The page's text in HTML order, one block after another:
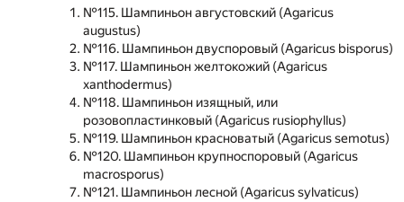
№115. Шампиньон августовский (Agaricus
augustus)
№116. Шампиньон двуспоровый (Agaricus bisporus)
№117. Шампиньон желтокожий (Agaricus
xanthodermus)
№118. Шампиньон изящный, или
розовопластинковый (Agaricus rusiophyllus)
№119. Шампиньон красноватый (Agaricus semotus)
№120. Шампиньон крупноспоровый (Agaricus
macrosporus)
№121. Шампиньон лесной (Agaricus sylvaticus)